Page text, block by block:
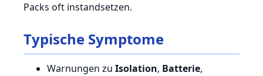
Packs oft instandsetzen.
Typische Symptome
Warnungen zu Isolation, Batterie,